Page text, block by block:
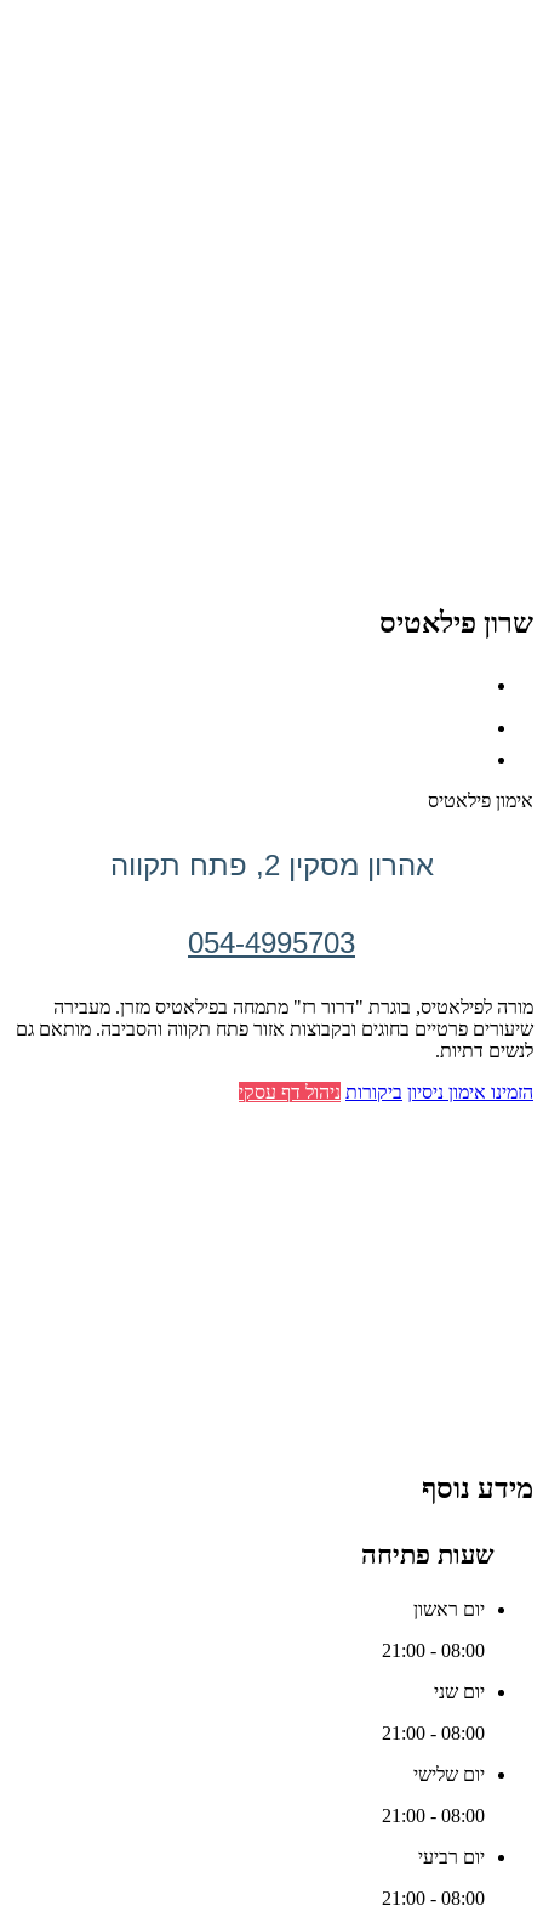
שרון פילאטיס
אימון פילאטיס
אהרון מסקין 2, פתח תקווה
054-4995703
מורה לפילאטיס, בוגרת "דרור רז" מתמחה בפילאטיס מזרן. מעבירה
שיעורים פרטיים בחוגים ובקבוצות אזור פתח תקווה והסביבה. מותאם גם
לנשים דתיות.
הזמינו אימון ניסיון ביקורות ניהול דף עסקי
מידע נוסף
שעות פתיחה
יום ראשון
08:00 - 21:00
יום שני
08:00 - 21:00
יום שלישי
08:00 - 21:00
יום רביעי
08:00 - 21:00